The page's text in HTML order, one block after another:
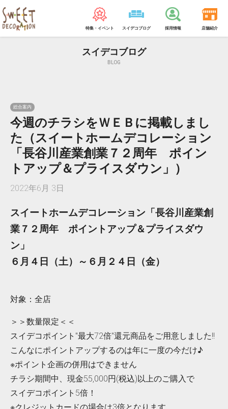
特集・イベント スイデコブログ 採用情報 店舗紹介
スイデコブログ
BLOG
総合案内
今週のチラシをＷＥＢに掲載しまし
た（スイートホームデコレーション
「長谷川産業創業７２周年 ポイン
トアップ＆プライスダウン」）
2022年6月 3日
スイートホームデコレーション「長谷川産業創
業７２周年 ポイントアップ＆プライスダウ
ン」
６月４日（土）～６月２４日（金）
対象：全店
＞＞数量限定＜＜
スイデコポイント"最大72倍"還元商品をご用意しました!!
こんなにポイントアップするのは年に一度の今だけ♪
※ポイント企画の併用はできません
チラシ期間中、現金55,000円(税込)以上のご購入で
スイデコポイント5倍！